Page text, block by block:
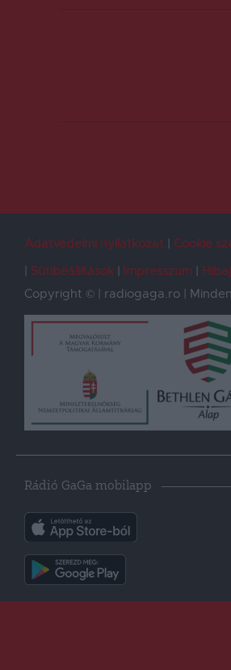
Adatvédelmi nyilatkozat
Cookie
Sütibeállítások
Impresszum
Copyright © | radiogaga.ro |
Rádió GaGa mobilapp